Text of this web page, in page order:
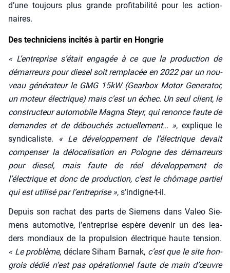
d’une tou­jours plus grande pro­fi­ta­bi­li­té pour les action­
naires.
Des techniciens incités à partir en Hongrie
« L’entreprise s’était enga­gée à ce que la pro­duc­tion de
démar­reurs pour die­sel soit rem­pla­cée en 2022 par un nou­
veau géné­ra­teur le GMG 15kW (Gear­box Motor Gene­ra­tor,
un moteur élec­trique) mais c’est un échec. Un seul client, le
construc­teur auto­mo­bile Magna Steyr, qui renonce faute de
demandes et de débou­chés actuel­le­ment… », explique le
syn­di­ca­liste.
« Le déve­lop­pe­ment de l’électrique devait
com­pen­ser la délo­ca­li­sa­tion en Pologne des démar­reurs
pour die­sel, mais faute de réel déve­lop­pe­ment de
l’électrique et donc de pro­duc­tion, c’est le chô­mage par­tiel
qui est uti­li­sé par l’entreprise », s’indigne-t-il.
Depuis son rachat des parts de Sie­mens dans Valeo Sie­
mens auto­mo­tive, l’entreprise espère deve­nir un des lea­
ders mon­diaux de la pro­pul­sion élec­trique haute ten­sion.
« Le pro­blème, déclare Siham Bar­nak, c’est que le site hon­
grois dédié n’est pas opé­ra­tion­nel faute de main d’œuvre